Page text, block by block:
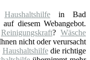
Haushaltshilfein Bad
diesem Webangebot.
Reinigungskraft?Wäsche
nicht oder verursacht
Haushaltshilfedie richtige